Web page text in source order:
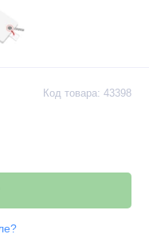
Код товара: 43398